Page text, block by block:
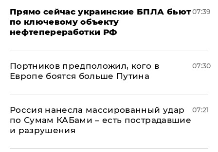
Прямо сейчас украинские БПЛА бьют
по ключевому объекту
нефтепереработки РФ
07:39
Портников предположил, кого в
Европе боятся больше Путина
07:30
Россия нанесла массированный удар
по Сумам КАБами – есть пострадавшие
и разрушения
07:21